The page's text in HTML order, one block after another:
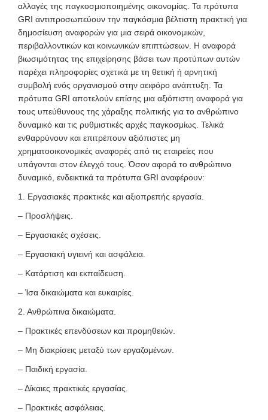
αλλαγές της παγκοσμιοποιημένης οικονομίας. Τα πρότυπα
GRI αντιπροσωπεύουν την παγκόσμια βέλτιστη πρακτική για
δημοσίευση αναφορών για μια σειρά οικονομικών,
περιβαλλοντικών και κοινωνικών επιπτώσεων. Η αναφορά
βιωσιμότητας της επιχείρησης βάσει των προτύπων αυτών
παρέχει πληροφορίες σχετικά με τη θετική ή αρνητική
συμβολή ενός οργανισμού στην αειφόρο ανάπτυξη. Τα
πρότυπα GRI αποτελούν επίσης μια αξιόπιστη αναφορά για
τους υπεύθυνους της χάραξης πολιτικής για το ανθρώπινο
δυναμικό και τις ρυθμιστικές αρχές παγκοσμίως. Τελικά
ενθαρρύνουν και επιτρέπουν αξιόπιστες μη
χρηματοοικονομικές αναφορές από τις εταιρείες που
υπάγονται στον έλεγχό τους. Όσον αφορά το ανθρώπινο
δυναμικό, ενδεικτικά τα πρότυπα GRI αναφέρουν:
1. Εργασιακές πρακτικές και αξιοπρεπής εργασία.
– Προσλήψεις.
– Εργασιακές σχέσεις.
– Εργασιακή υγιεινή και ασφάλεια.
– Κατάρτιση και εκπαίδευση.
– Ίσα δικαιώματα και ευκαιρίες.
2. Ανθρώπινα δικαιώματα.
– Πρακτικές επενδύσεων και προμηθειών.
– Μη διακρίσεις μεταξύ των εργαζομένων.
– Παιδική εργασία.
– Δίκαιες πρακτικές εργασίας.
– Πρακτικές ασφάλειας.